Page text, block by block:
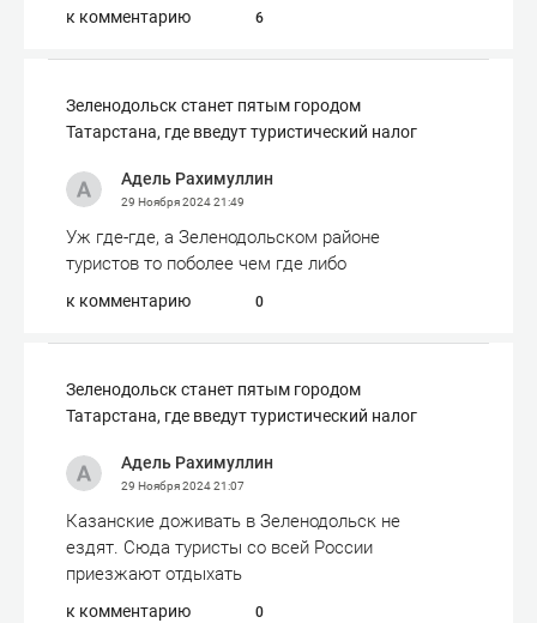
к комментарию 6
Зеленодольск станет пятым городом
Татарстана, где введут туристический налог
Адель Рахимуллин
29 Ноября 202421:49
Уж где-где, а Зеленодольском районе
туристов то поболее чем где либо
к комментарию 0
Зеленодольск станет пятым городом
Татарстана, где введут туристический налог
Адель Рахимуллин
29 Ноября 202421:07
Казанские доживать в Зеленодольск не
ездят. Сюда туристы со всей России
приезжают отдыхать
к комментарию 0